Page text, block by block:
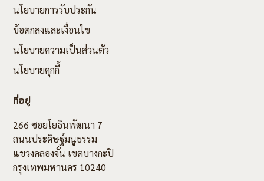
นโยบายการรับประกัน
ข้อตกลงและเงื่อนไข
นโยบายความเป็นส่วนตัว
นโยบายคุกกี้
ที่อยู่
266 ซอยโยธินพัฒนา 7
ถนนประดิษฐ์มนูธรรม
แขวงคลองจั่น เขตบางกะปิ
กรุงเทพมหานคร 10240